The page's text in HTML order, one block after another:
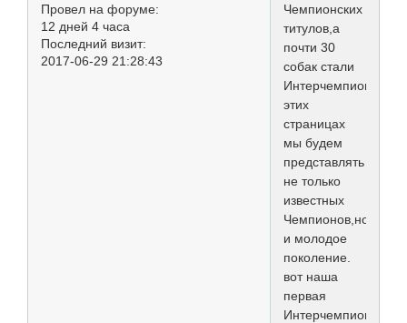
Провел на форуме:
12 дней 4 часа
Последний визит:
2017-06-29 21:28:43
Чемпионских
титулов,а
почти 30
собак стали
этих
страницах
мы будем
представлять
не только
известных
Чемпионов,но
и молодое
поколение.
вот наша
первая